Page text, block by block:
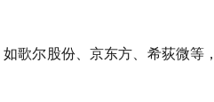
歌尔股份、京东方、希荻微等